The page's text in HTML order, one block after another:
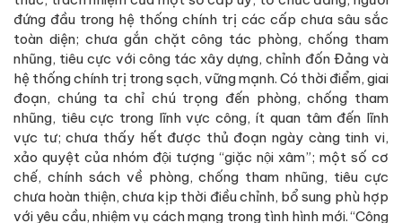
đứng đầu trong hệ thống chính trị các cấp chưa sâu sắc
toàn diện; chưa gắn chặt công tác phòng, chống tham
nhũng, tiêu cực với công tác xây dựng, chỉnh đốn Đảng và
hệ thống chính trị trong sạch, vững mạnh. Có thời điểm, giai
đoạn, chúng ta chỉ chú trọng đến phòng, chống tham
nhũng, tiêu cực trong lĩnh vực công, ít quan tâm đến lĩnh
vực tư; chưa thấy hết được thủ đoạn ngày càng tinh vi,
xảo quyệt của nhóm đội tượng “giặc nội xâm”; một số cơ
chế, chính sách về phòng, chống tham nhũng, tiêu cực
chưa hoàn thiện, chưa kịp thời điều chỉnh, bổ sung phù hợp
với yêu cầu, nhiệm vụ cách mạng trong tình hình mới. “Công